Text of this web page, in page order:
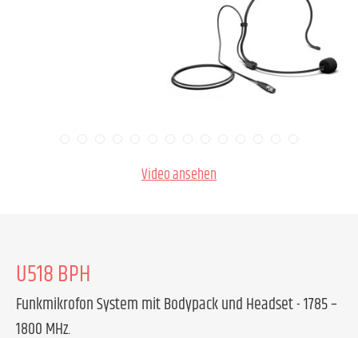
Video ansehen
U518 BPH
Funkmikrofon System mit Bodypack und Headset - 1785 –
1800 MHz.